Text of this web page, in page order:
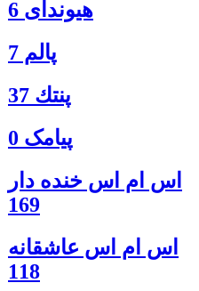
هیوندای 6
پالم 7
پنتك 37
پیامک 0
اس ام اس خنده دار
169
اس ام اس عاشقانه
118